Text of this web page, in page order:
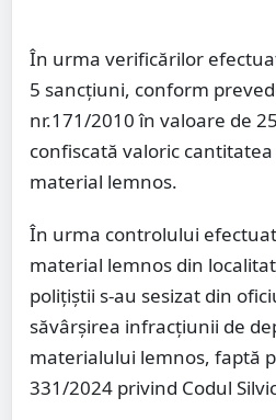
În urma verificărilor
5 sancțiuni, conform
nr.171/2010 în valoare de
confiscată valoric
material lemnos.
În urma controlului
material lemnos din
polițiștii s-au sesizat din
săvârșirea infracțiunii de
materialului lemnos, faptă
331/2024 privind Codul